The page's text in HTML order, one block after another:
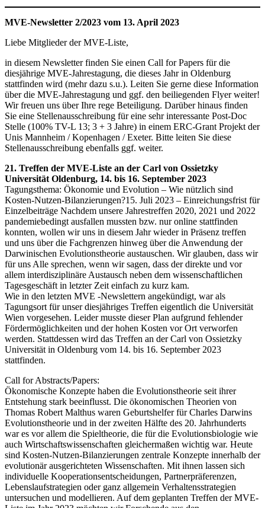
MVE-Newsletter 2/2023 vom 13. April 2023
Liebe Mitglieder der MVE-Liste,
in diesem Newsletter finden Sie einen Call for Papers für die
diesjährige MVE-Jahrestagung, die dieses Jahr in Oldenburg
stattfinden wird (mehr dazu s.u.). Leiten Sie gerne diese Information
über die MVE-Jahrestagung und ggf. den beiliegenden Flyer weiter!
Wir freuen uns über Ihre rege Beteiligung. Darüber hinaus finden
Sie eine Stellenausschreibung für eine sehr interessante Post-Doc
Stelle (100% TV-L 13; 3 + 3 Jahre) in einem ERC-Grant Projekt der
Unis Mannheim / Kopenhagen / Exeter. Bitte leiten Sie diese
Stellenausschreibung ebenfalls ggf. weiter.
21. Treffen der MVE-Liste an der Carl von Ossietzky
Universität Oldenburg, 14. bis 16. September 2023
Tagungsthema: Ökonomie und Evolution – Wie nützlich sind
Kosten-Nutzen-Bilanzierungen?15. Juli 2023 – Einreichungsfrist für
Einzelbeiträge Nachdem unsere Jahrestreffen 2020, 2021 und 2022
pandemiebedingt ausfallen mussten bzw. nur online stattfinden
konnten, wollen wir uns in diesem Jahr wieder in Präsenz treffen
und uns über die Fachgrenzen hinweg über die Anwendung der
Darwinischen Evolutionstheorie austauschen. Wir glauben, dass wir
für uns Alle sprechen, wenn wir sagen, dass der direkte und vor
allem interdisziplinäre Austausch neben dem wissenschaftlichen
Tagesgeschäft in letzter Zeit einfach zu kurz kam.
Wie in den letzten MVE -Newslettern angekündigt, war als
Tagungsort für unser diesjähriges Treffen eigentlich die Universität
Wien vorgesehen. Leider musste dieser Plan aufgrund fehlender
Fördermöglichkeiten und der hohen Kosten vor Ort verworfen
werden. Stattdessen wird das Treffen an der Carl von Ossietzky
Universität in Oldenburg vom 14. bis 16. September 2023
stattfinden.
Call for Abstracts/Papers:
Ökonomische Konzepte haben die Evolutionstheorie seit ihrer
Entstehung stark beeinflusst. Die ökonomischen Theorien von
Thomas Robert Malthus waren Geburtshelfer für Charles Darwins
Evolutionstheorie und in der zweiten Hälfte des 20. Jahrhunderts
war es vor allem die Spieltheorie, die für die Evolutionsbiologie wie
auch Wirtschaftswissenschaften gleichermaßen wichtig war. Heute
sind Kosten-Nutzen-Bilanzierungen zentrale Konzepte innerhalb der
evolutionär ausgerichteten Wissenschaften. Mit ihnen lassen sich
individuelle Kooperationsentscheidungen, Partnerpräferenzen,
Lebenslaufstrategien oder ganz allgemein Verhaltensstrategien
untersuchen und modellieren. Auf dem geplanten Treffen der MVE-